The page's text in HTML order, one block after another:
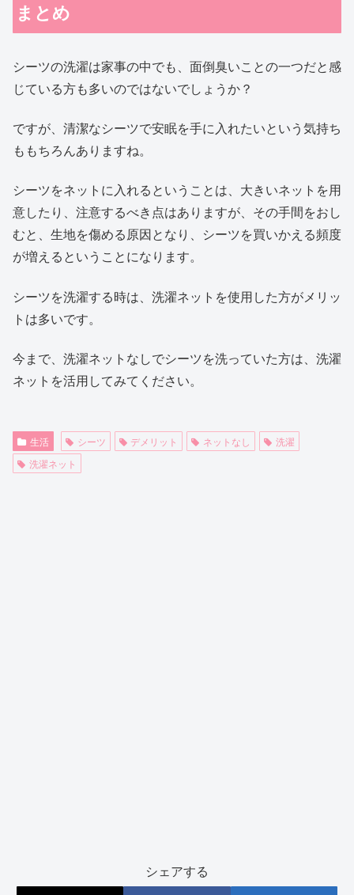
まとめ
シーツの洗濯は家事の中でも、面倒臭いことの一つだと感
じている方も多いのではないでしょうか？
ですが、清潔なシーツで安眠を手に入れたいという気持ち
ももちろんありますね。
シーツをネットに入れるということは、大きいネットを用
意したり、注意するべき点はありますが、その手間をおし
むと、生地を傷める原因となり、シーツを買いかえる頻度
が増えるということになります。
シーツを洗濯する時は、洗濯ネットを使用した方がメリッ
トは多いです。
今まで、洗濯ネットなしでシーツを洗っていた方は、洗濯
ネットを活用してみてください。
生活 シーツ デメリット ネットなし
洗濯
洗濯ネット
シェアする